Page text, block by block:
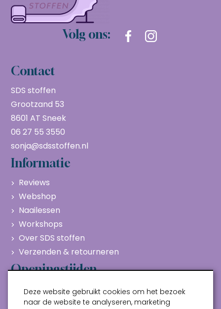
Volg ons:
Contact
SDS stoffen
Grootzand 53
8601 AT Sneek
06 27 55 3550
sonja@sdsstoffen.nl
Informatie
Reviews
Webshop
Naailessen
Workshops
Over SDS stoffen
Verzenden & retourneren
Openingstijden
Maandag
Gesloten
Dinsdag
10:00 - 17:00
Deze website gebruikt cookies om het bezoek
naar de website te analyseren, marketing